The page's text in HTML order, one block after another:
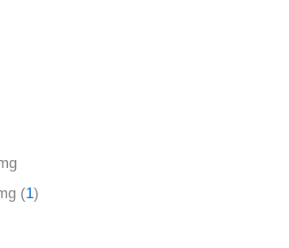
(1)